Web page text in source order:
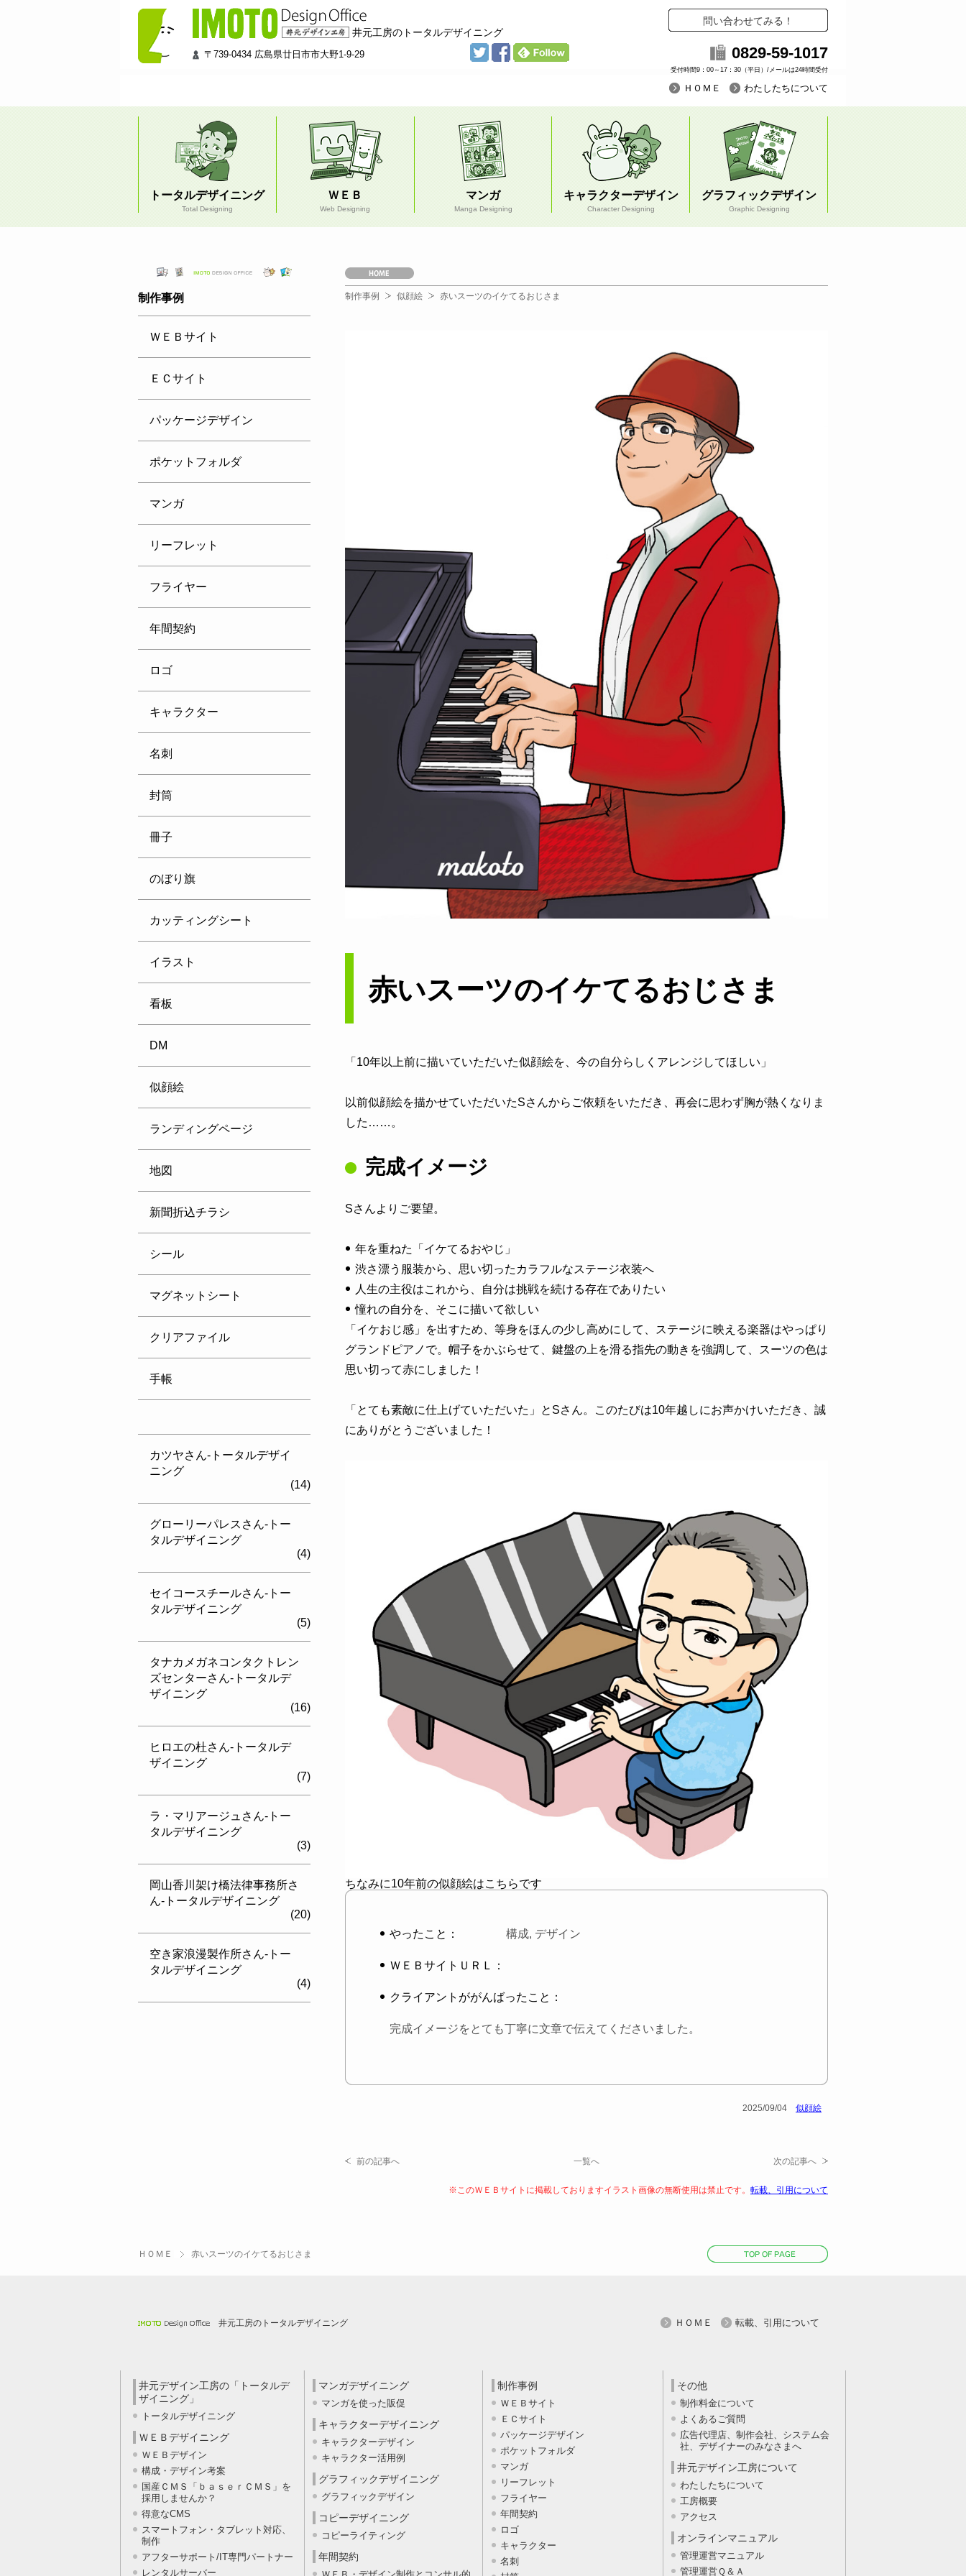
井
ザ
イ
〒739-0434 広島県廿日市市大野1-9-29 0829-59-1017
受付時間9：00～17：30（平日）/メールは24時間受付
問い合わせてみる！
井元工房のトータルデザイニング
ＨＯＭＥ わたしたちについて
トータルデザイニング
Total Designing
ＷＥＢ
Web Designing
マンガ
Manga Designing
キャラクターデザイン
Character Designing
グラフィックデザイン
Graphic Designing
Ｈ
Ｏ
Ｍ
Ｅ
制作事例 似顔絵 赤いスーツのイケてるおじさま
赤いスーツのイケてるおじさま
「10年以上前に描いていただいた似顔絵を、今の自分らしくアレンジしてほしい」
以前似顔絵を描かせていただいたSさんからご依頼をいただき、再会に思わず胸が熱くなりま
した……。
完成イメージ
Sさんよりご要望。
年を重ねた「イケてるおやじ」
渋さ漂う服装から、思い切ったカラフルなステージ衣装へ
人生の主役はこれから、自分は挑戦を続ける存在でありたい
憧れの自分を、そこに描いて欲しい
「イケおじ感」を出すため、等身をほんの少し高めにして、ステージに映える楽器はやっぱり
グランドピアノで。帽子をかぶらせて、鍵盤の上を滑る指先の動きを強調して、スーツの色は
思い切って赤にしました！
「とても素敵に仕上げていただいた」とSさん。このたびは10年越しにお声かけいただき、誠
にありがとうございました！
ちなみに10年前の似顔絵はこちらです
やったこと： 構成, デザイン
ＷＥＢサイトＵＲＬ：
クライアントががんばったこと：
完成イメージをとても丁寧に文章で伝えてくださいました。
2025/09/04 似顔絵
前の記事へ 一覧へ 次の記事へ
※このＷＥＢサイトに掲載しておりますイラスト画像の無断使用は禁止です。 転載、引用について
制作事例
ＷＥＢサイト
ＥＣサイト
パッケージデザイン
ポケットフォルダ
マンガ
リーフレット
フライヤー
年間契約
ロゴ
キャラクター
名刺
封筒
冊子
のぼり旗
カッティングシート
イラスト
看板
DM
似顔絵
ランディングページ
地図
新聞折込チラシ
シール
マグネットシート
クリアファイル
手帳
カツヤさん-トータルデザイ
ニング
(14)
グローリーパレスさん-トー
タルデザイニング
(4)
セイコースチールさん-トー
タルデザイニング
(5)
タナカメガネコンタクトレン
ズセンターさん-トータルデ
ザイニング
(16)
ヒロエの杜さん-トータルデ
ザイニング
(7)
ラ・マリアージュさん-トー
タルデザイニング
(3)
岡山香川架け橋法律事務所さ
ん-トータルデザイニング
(20)
空き家浪漫製作所さん-トー
タルデザイニング
(4)
ＨＯＭＥ 赤いスーツのイケてるおじさま
ペ
ー
へ
井元工房のトータルデザイニング ＨＯＭＥ 転載、引用について
井元デザイン工房の「トータルデ
ザイニング」
トータルデザイニング
ＷＥＢデザイニング
ＷＥＢデザイン
構成・デザイン考案
国産ＣＭＳ「ｂａｓｅｒＣＭＳ」を
採用しませんか？
得意なCMS
スマートフォン・タブレット対応、
制作
アフターサポート/IT専門パートナー
レンタルサーバー
マンガデザイニング
マンガを使った販促
キャラクターデザイニング
キャラクターデザイン
キャラクター活用例
グラフィックデザイニング
グラフィックデザイン
コピーデザイニング
コピーライティング
年間契約
制作事例
ＷＥＢサイト
ＥＣサイト
パッケージデザイン
ポケットフォルダ
マンガ
リーフレット
フライヤー
年間契約
ロゴ
キャラクター
名刺
その他
制作料金について
よくあるご質問
広告代理店、制作会社、システム会
社、デザイナーのみなさまへ
井元デザイン工房について
わたしたちについて
工房概要
アクセス
オンラインマニュアル
管理運営マニュアル
管理運営Ｑ＆Ａ